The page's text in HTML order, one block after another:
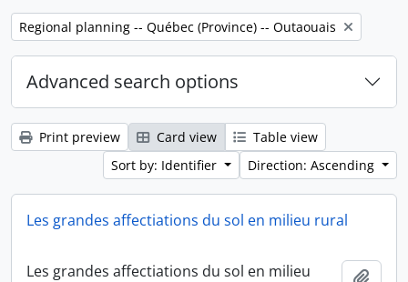
Remove filter:
Regional planning -- Québec (Province) -- Outaouais
Advanced search options
Print preview Card view
Table view
Sort by: Identifier
Direction: Ascending
Les grandes affectiations du sol en milieu rural
Les grandes affectiations du sol en milieu